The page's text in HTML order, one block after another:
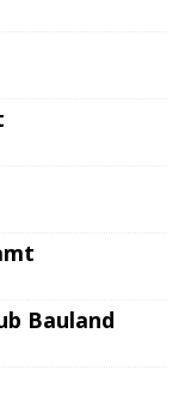
Bauland